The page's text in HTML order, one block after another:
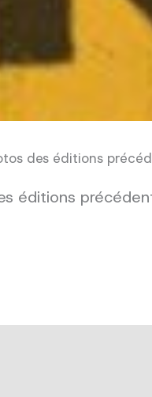
des éditions
éditions